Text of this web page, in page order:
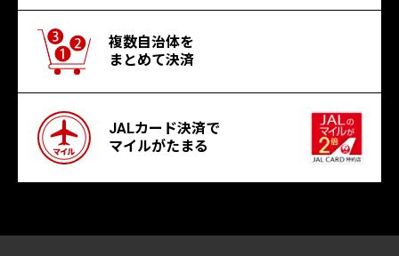
複数自治体を
まとめて決済
JALカード決済で
マイルがたまる